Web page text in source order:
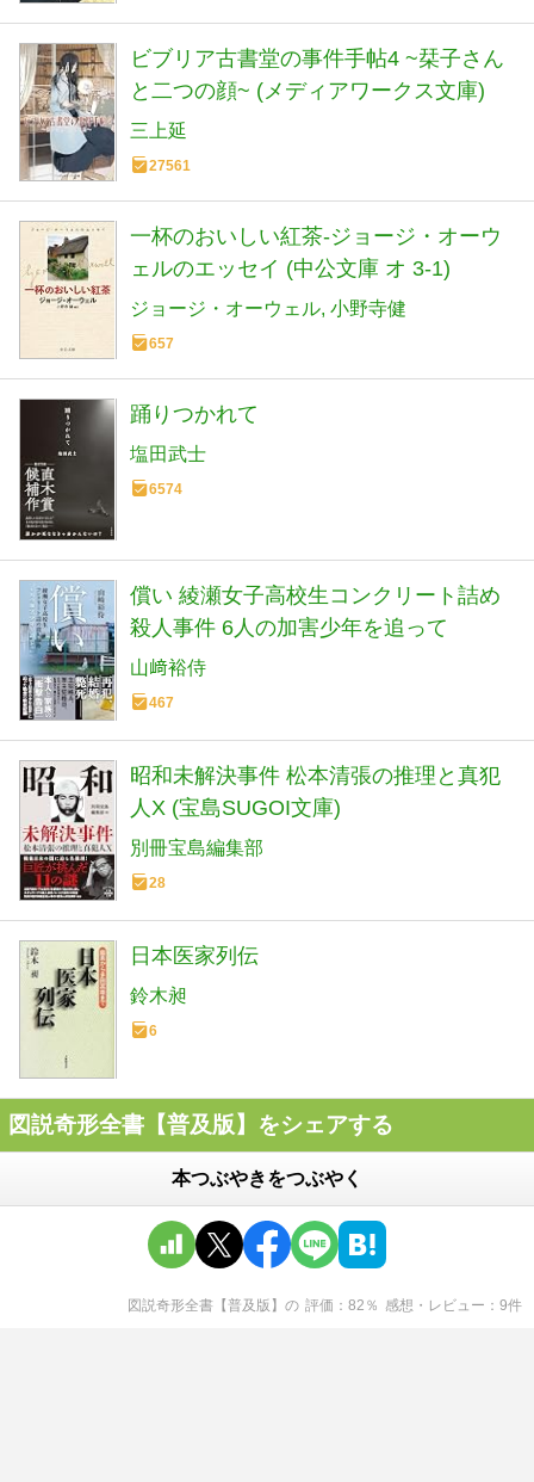
ビブリア古書堂の事件手帖4 ~栞子さん
と二つの顔~ (メディアワークス文庫)
三上延
27561
一杯のおいしい紅茶-ジョージ・オーウ
ェルのエッセイ (中公文庫 オ 3-1)
ジョージ・オーウェル 小野寺健
657
踊りつかれて
塩田武士
6574
償い 綾瀬女子高校生コンクリート詰め
殺人事件 6人の加害少年を追って
山﨑裕侍
467
昭和未解決事件 松本清張の推理と真犯
人X (宝島SUGOI文庫)
別冊宝島編集部
28
日本医家列伝
鈴木昶
6
図説奇形全書【普及版】をシェアする
本つぶやきをつぶやく
図説奇形全書【普及版】 の 評価 82 ％ 感想・レビュー 9件